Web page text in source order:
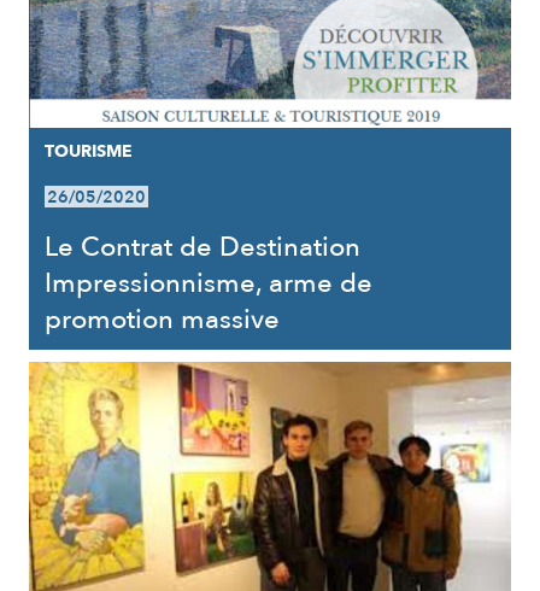
TOURISME
26/05/2020
Le Contrat de Destination
Impressionnisme, arme de
promotion massive